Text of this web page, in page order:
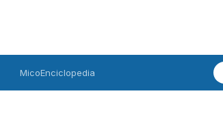
MicoEnciclopedia